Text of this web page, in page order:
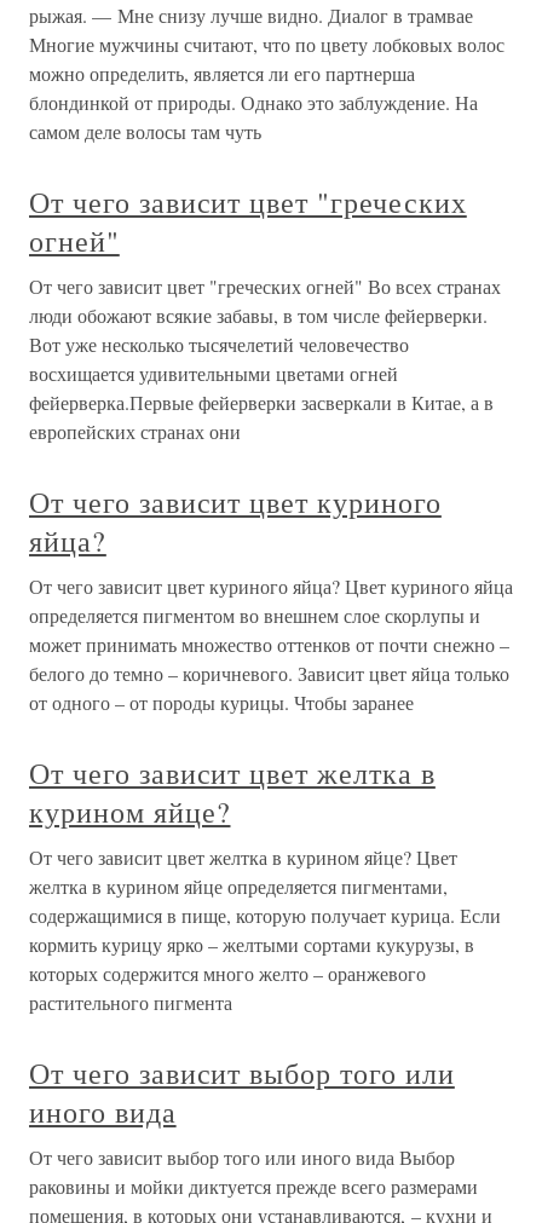
рыжая. — Мне снизу лучше видно. Диалог в трамвае
Многие мужчины считают, что по цвету лобковых волос
можно определить, является ли его партнерша
блондинкой от природы. Однако это заблуждение. На
самом деле волосы там чуть
От чего зависит цвет "греческих
огней"
От чего зависит цвет "греческих огней" Во всех странах
люди обожают всякие забавы, в том числе фейерверки.
Вот уже несколько тысячелетий человечество
восхищается удивительными цветами огней
фейерверка.Первые фейерверки засверкали в Китае, а в
европейских странах они
От чего зависит цвет куриного
яйца?
От чего зависит цвет куриного яйца? Цвет куриного яйца
определяется пигментом во внешнем слое скорлупы и
может принимать множество оттенков от почти снежно –
белого до темно – коричневого. Зависит цвет яйца только
от одного – от породы курицы. Чтобы заранее
От чего зависит цвет желтка в
курином яйце?
От чего зависит цвет желтка в курином яйце? Цвет
желтка в курином яйце определяется пигментами,
содержащимися в пище, которую получает курица. Если
кормить курицу ярко – желтыми сортами кукурузы, в
которых содержится много желто – оранжевого
растительного пигмента
От чего зависит выбор того или
иного вида
От чего зависит выбор того или иного вида Выбор
раковины и мойки диктуется прежде всего размерами
помещения, в которых они устанавливаются, – кухни и